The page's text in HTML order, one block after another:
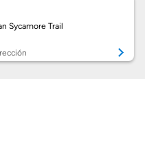
venta
Sycamore Trail